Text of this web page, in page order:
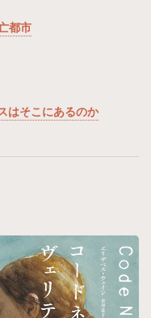
都市
はそこにあるのか